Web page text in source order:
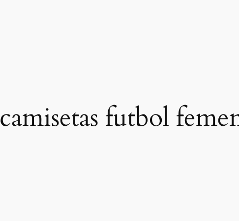
camisetas futbol